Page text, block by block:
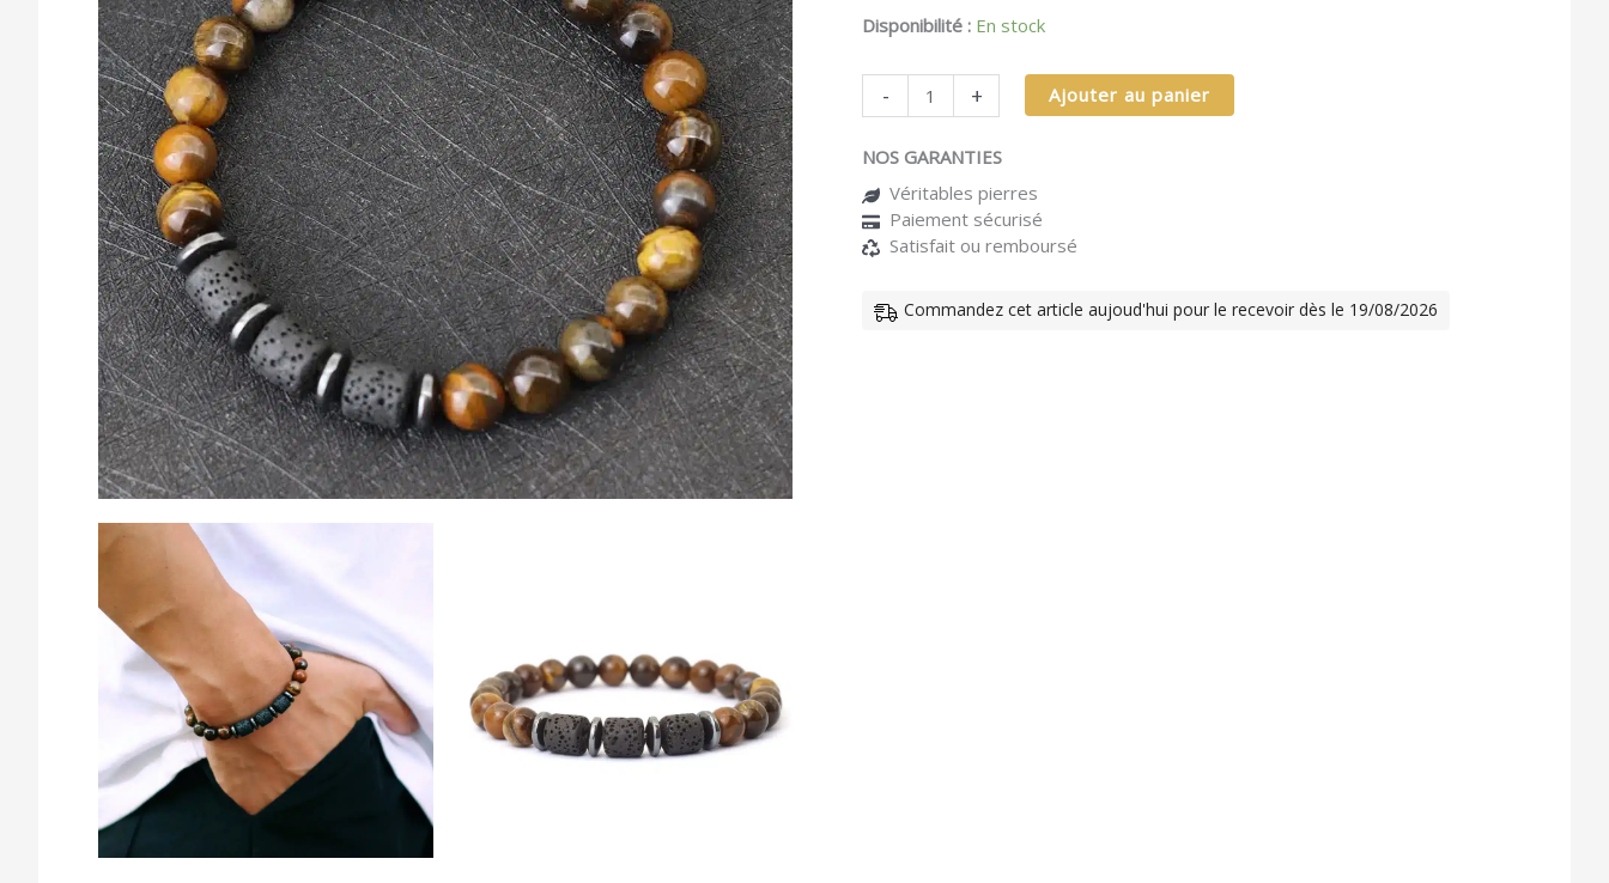
Disponibilité : En stock
-
et
de
tigre
Source
Tellurique
+ Ajouter au panier
NOS GARANTIES
Véritables pierres
Paiement sécurisé
Satisfait ou remboursé
Commandez cet article aujoud'hui pour le recevoir dès le 19/08/2026